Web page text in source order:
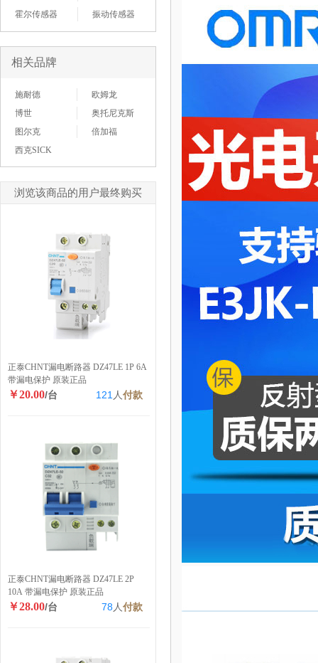
霍尔传感器
振动传感器
相关品牌
施耐德
欧姆龙
博世
奥托尼克斯
图尔克
倍加福
西克SICK
浏览该商品的用户最终购买
正泰CHNT漏电断路器 DZ47LE 1P 6A
带漏电保护 原装正品
￥20.00/台 121 人付款
正泰CHNT漏电断路器 DZ47LE 2P
10A 带漏电保护 原装正品
￥28.00/台 78 人付款